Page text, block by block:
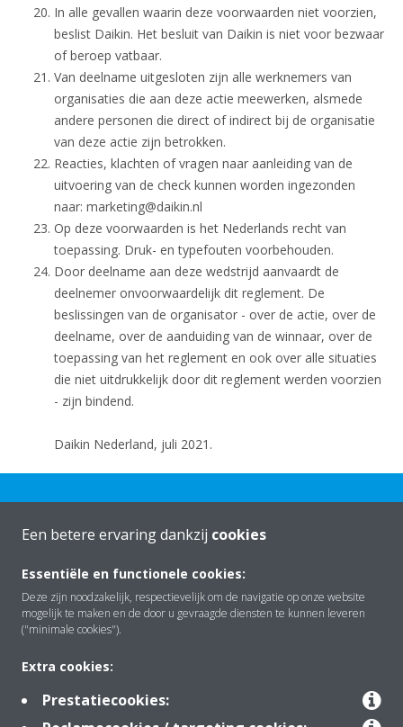
In alle gevallen waarin deze voorwaarden niet voorzien,
beslist Daikin. Het besluit van Daikin is niet voor bezwaar
of beroep vatbaar.
Van deelname uitgesloten zijn alle werknemers van
organisaties die aan deze actie meewerken, alsmede
andere personen die direct of indirect bij de organisatie
van deze actie zijn betrokken.
Reacties, klachten of vragen naar aanleiding van de
uitvoering van de check kunnen worden ingezonden
naar: marketing@daikin.nl
Op deze voorwaarden is het Nederlands recht van
toepassing. Druk- en typefouten voorbehouden.
Door deelname aan deze wedstrijd aanvaardt de
deelnemer onvoorwaardelijk dit reglement. De
beslissingen van de organisator - over de actie, over de
deelname, over de aanduiding van de winnaar, over de
toepassing van het reglement en ook over alle situaties
die niet uitdrukkelijk door dit reglement werden voorzien
- zijn bindend.
Daikin Nederland, juli 2021.
Over Daikin
Contact
Een betere ervaring dankzij cookies
Essentiële en functionele cookies:
Deze zijn noodzakelijk, respectievelijk om de navigatie op onze website
mogelijk te maken en de door u gevraagde diensten te kunnen leveren
("minimale cookies").
Extra cookies:
Prestatiecookies: